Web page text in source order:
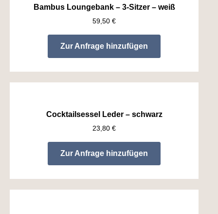
Bambus Loungebank – 3-Sitzer – weiß
59,50 €
Zur Anfrage hinzufügen
Cocktailsessel Leder – schwarz
23,80 €
Zur Anfrage hinzufügen